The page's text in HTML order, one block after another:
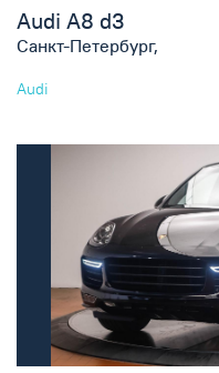
Audi A8 d3
Санкт-Петербург,
Audi